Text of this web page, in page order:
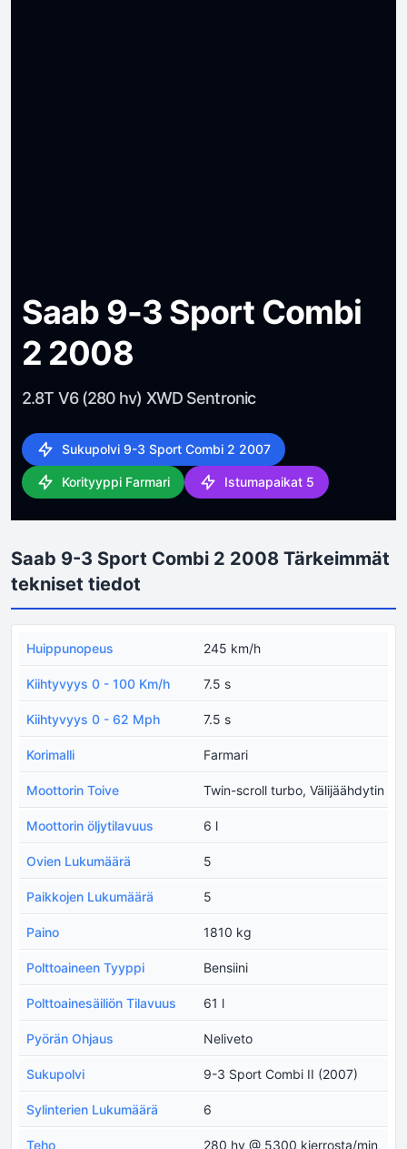
Saab 9-3 Sport Combi
2 2008
2.8T V6 (280 hv) XWD Sentronic
Sukupolvi 9-3 Sport Combi 2 2007
Korityyppi Farmari Istumapaikat 5
Saab 9-3 Sport Combi 2 2008 Tärkeimmät
tekniset tiedot
Huippunopeus 245 km/h
Kiihtyvyys 0 - 100 Km/h 7.5 s
Kiihtyvyys 0 - 62 Mph 7.5 s
Korimalli Farmari
Moottorin Toive Twin-scroll turbo, Välijäähdytin
Moottorin öljytilavuus 6 l
Ovien Lukumäärä 5
Paikkojen Lukumäärä 5
Paino 1810 kg
Polttoaineen Tyyppi Bensiini
Polttoainesäiliön Tilavuus 61 l
Pyörän Ohjaus Neliveto
Sukupolvi 9-3 Sport Combi II (2007)
Sylinterien Lukumäärä 6
Teho 280 hv @ 5300 kierrosta/min